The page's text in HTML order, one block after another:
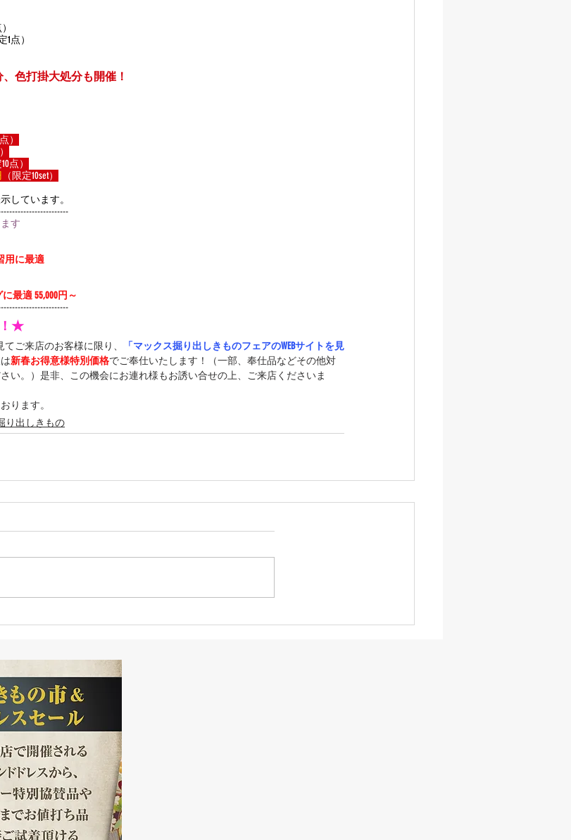
1点）
色打掛大処分も開催！
）
点）
（限定10set）
しています。
す
用に最適
最適 55,000円～
！★
ご来店のお客様に限り、
「マックス掘り出しきものフェアのWEBサイトを見
新春お得意様特別価格でご奉仕いたします！（一部、奉仕品などその他対
い。）是非、この機会にお連れ様もお誘い合せの上、ご来店くださいま
ります。
り出しきもの